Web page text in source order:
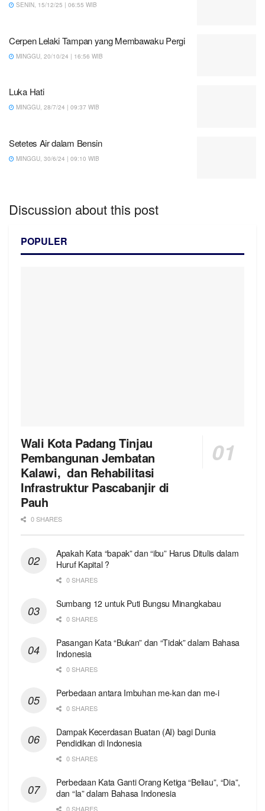
SENIN, 15/12/25 | 06:55 WIB
Cerpen Lelaki Tampan yang Membawaku Pergi
MINGGU, 20/10/24 | 16:56 WIB
Luka Hati
MINGGU, 28/7/24 | 09:37 WIB
Setetes Air dalam Bensin
MINGGU, 30/6/24 | 09:10 WIB
Discussion about this post
POPULER
Wali Kota Padang Tinjau
Pembangunan Jembatan
Kalawi, dan Rehabilitasi
Infrastruktur Pascabanjir di
Pauh
0 SHARES
Apakah Kata “bapak” dan “ibu” Harus Ditulis dalam
Huruf Kapital ?
0 SHARES
Sumbang 12 untuk Puti Bungsu Minangkabau
0 SHARES
Pasangan Kata “Bukan” dan “Tidak” dalam Bahasa
Indonesia
0 SHARES
Perbedaan antara Imbuhan me-kan dan me-i
0 SHARES
Dampak Kecerdasan Buatan (AI) bagi Dunia
Pendidikan di Indonesia
0 SHARES
Perbedaan Kata Ganti Orang Ketiga “Beliau”, “Dia”,
dan “Ia” dalam Bahasa Indonesia
0 SHARES